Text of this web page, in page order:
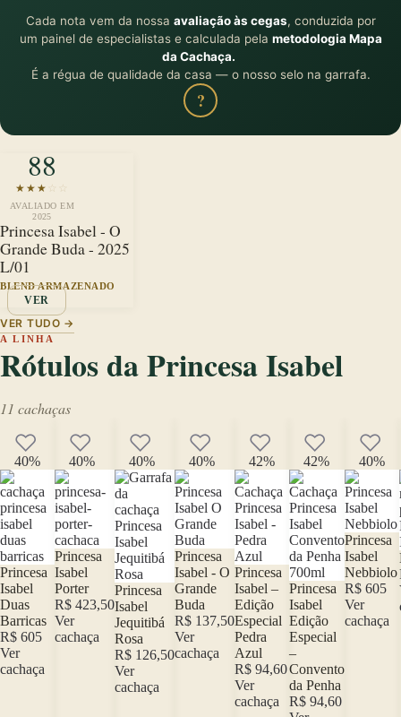
Cada nota vem da nossa avaliação às cegas, conduzida por
um painel de especialistas e calculada pela metodologia Mapa
da Cachaça.
É a régua de qualidade da casa — o nosso selo na garrafa.
?
88
★ ★ ★ ☆ ☆
AVALIADO EM
2025
Princesa Isabel - O
Grande Buda - 2025
L/01
BLEND ARMAZENADO
VER
VER TUDO →
A LINHA
Rótulos da Princesa Isabel
11 cachaças
40%
Princesa
Isabel
Duas
Barricas
R$ 605
Ver
cachaça
40%
Princesa
Isabel
Porter
R$ 423,50
Ver
cachaça
40%
Princesa
Isabel
Jequitibá
Rosa
R$ 126,50
Ver
cachaça
40%
Princesa
Isabel - O
Grande
Buda
R$ 137,50
Ver
cachaça
42%
Princesa
Isabel –
Edição
Especial
Pedra
Azul
R$ 94,60
Ver
cachaça
42%
Princesa
Isabel
Edição
Especial
–
Convento
da Penha
R$ 94,60
40%
Princesa
Isabel
Nebbiolo
R$ 605
Ver
cachaça